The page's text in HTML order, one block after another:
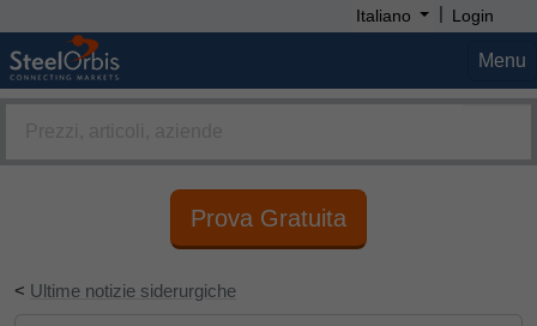
Italiano | Login
Menu
Prova Gratuita
< Ultime notizie siderurgiche